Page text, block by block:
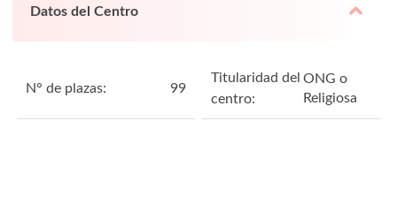
Datos del Centro
N° de plazas: 99
Titularidad del
centro:
ONG o
Religiosa